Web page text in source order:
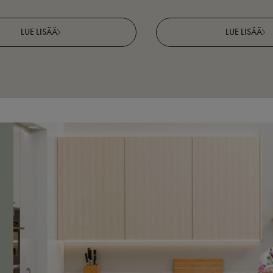
LUE LISÄÄ LUE LISÄÄ